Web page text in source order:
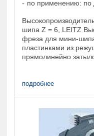
по применению: по
шипа Z = 6, LEITZ
фреза для мини-
пластинками из
прямолинейно
подробнее